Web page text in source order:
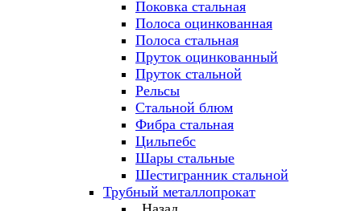
Поковка стальная
Полоса оцинкованная
Полоса стальная
Пруток оцинкованный
Пруток стальной
Рельсы
Стальной блюм
Фибра стальная
Цильпебс
Шары стальные
Шестигранник стальной
Трубный металлопрокат